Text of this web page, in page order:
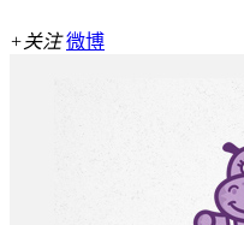
+关注 微博